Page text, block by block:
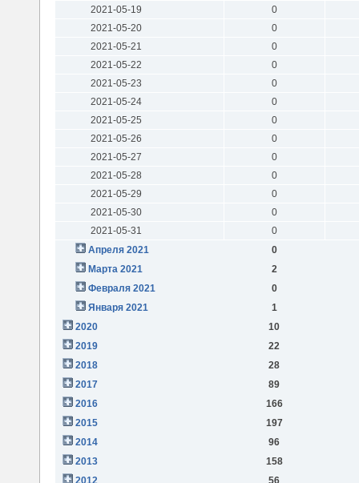
2021-05-19
0
2021-05-20
0
2021-05-21
0
2021-05-22
0
2021-05-23
0
2021-05-24
0
2021-05-25
0
2021-05-26
0
2021-05-27
0
2021-05-28
0
2021-05-29
0
2021-05-30
0
2021-05-31
0
Апреля 2021
0
Марта 2021
2
Февраля 2021
0
Января 2021
1
2020
10
2019
22
2018
28
2017
89
2016
166
2015
197
2014
96
2013
158
2012
56